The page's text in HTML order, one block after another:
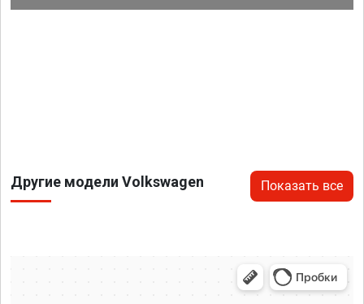
Другие модели Volkswagen Показать все